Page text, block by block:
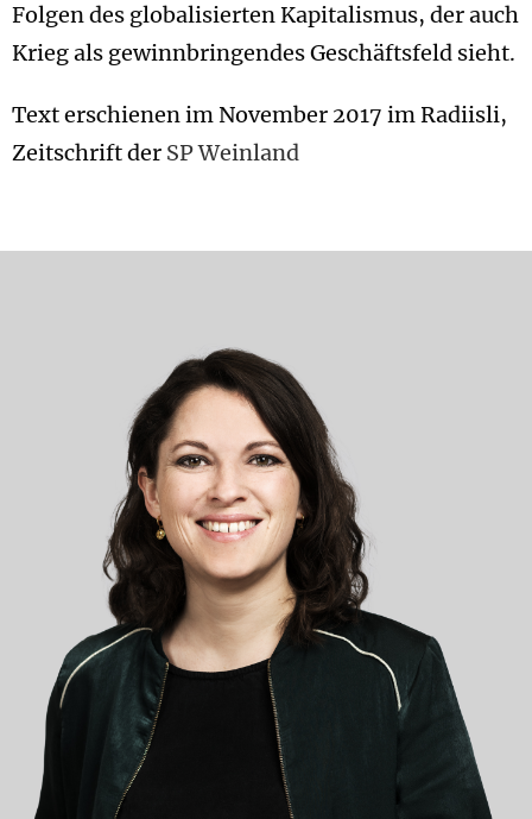
Folgen des globalisierten Kapitalismus, der auch
Krieg als gewinnbringendes Geschäftsfeld sieht.
Text erschienen im November 2017 im Radiisli,
Zeitschrift der SP Weinland